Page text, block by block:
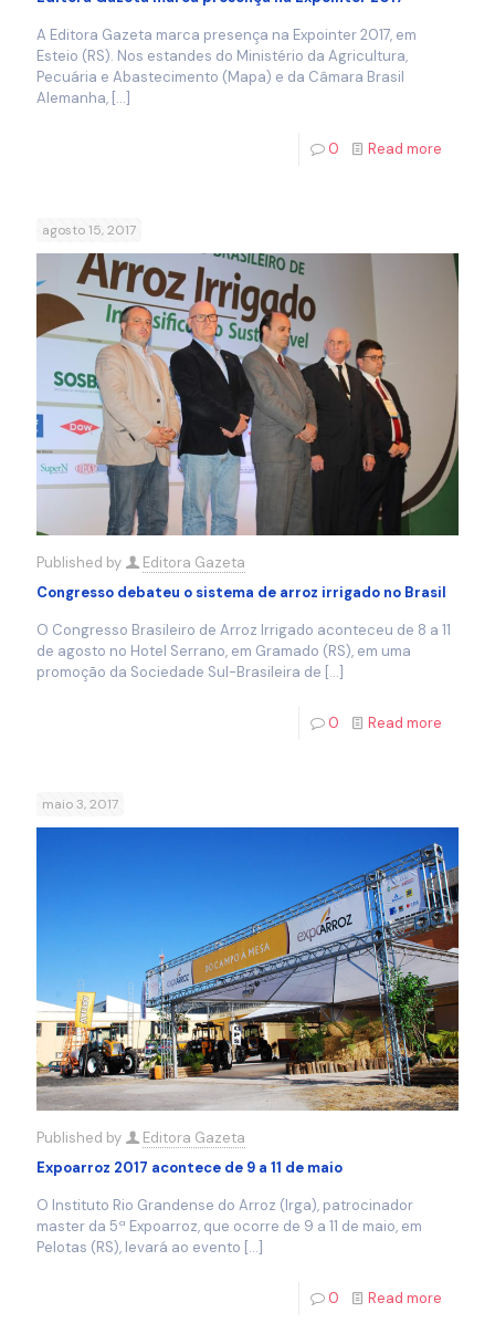
A Editora Gazeta marca presença na Expointer 2017, em
Esteio (RS). Nos estandes do Ministério da Agricultura,
Pecuária e Abastecimento (Mapa) e da Câmara Brasil
Alemanha, […]
0 Read more
agosto 15, 2017
Published by
Editora Gazeta
Congresso debateu o sistema de arroz irrigado no Brasil
O Congresso Brasileiro de Arroz Irrigado aconteceu de 8 a 11
de agosto no Hotel Serrano, em Gramado (RS), em uma
promoção da Sociedade Sul-Brasileira de […]
0 Read more
maio 3, 2017
Published by
Editora Gazeta
Expoarroz 2017 acontece de 9 a 11 de maio
O Instituto Rio Grandense do Arroz (Irga), patrocinador
master da 5ª Expoarroz, que ocorre de 9 a 11 de maio, em
Pelotas (RS), levará ao evento […]
0 Read more